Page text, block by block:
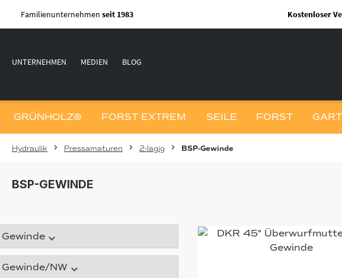
Hauptinhalt springen
Zur Suche springen
Zur Hauptnavigation springen
Familienunternehmen seit 1983 Kostenloser
UNTERNEHMEN MEDIEN BLOG
GRÜNHOLZ® FORST EXTREM SEILE FORST
Hydraulik Pressamaturen 2-lagig BSP-Gewinde
BSP-GEWINDE
Gewinde
Gewinde/NW